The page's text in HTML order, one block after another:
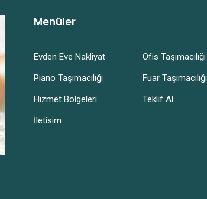
Menüler
Evden Eve Nakliyat Ofis Taşımacılığı
Piano Taşımacılığı
Fuar Taşımacılığı
Hizmet Bölgeleri
Teklif Al
İletisim